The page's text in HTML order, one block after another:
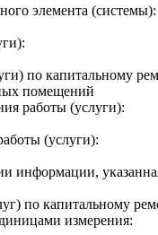
элемента (системы):
по капитальному
помещений
работы (услуги):
(услуги):
информации,
по капитальному
измерения: